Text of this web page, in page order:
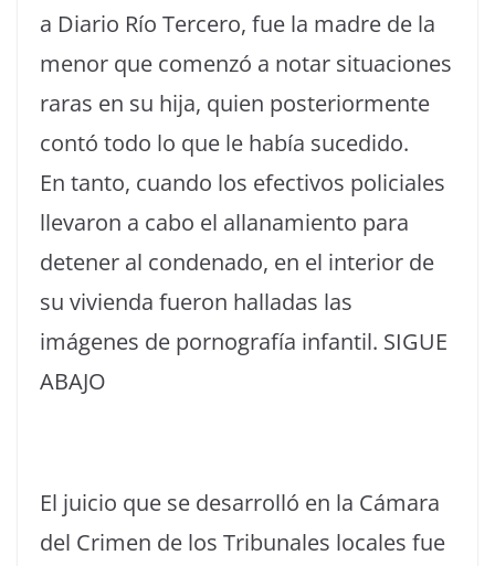
a Diario Río Tercero, fue la madre de la
menor que comenzó a notar situaciones
raras en su hija, quien posteriormente
contó todo lo que le había sucedido.
En tanto, cuando los efectivos policiales
llevaron a cabo el allanamiento para
detener al condenado, en el interior de
su vivienda fueron halladas las
imágenes de pornografía infantil. SIGUE
ABAJO
El juicio que se desarrolló en la Cámara
del Crimen de los Tribunales locales fue